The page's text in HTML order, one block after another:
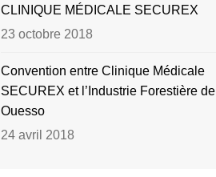
CLINIQUE MÉDICALE SECUREX
23 octobre 2018
Convention entre Clinique Médicale
SECUREX et l’Industrie Forestière de
Ouesso
24 avril 2018